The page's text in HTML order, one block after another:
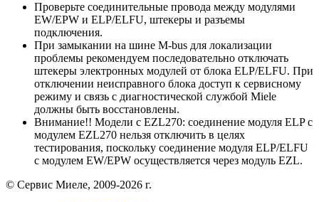
Проверьте соединительные провода между модулями
EW/EPW и ELP/ELFU, штекеры и разъемы
подключения.
При замыкании на шине M-bus для локализации
проблемы рекомендуем последовательно отключать
штекеры электронных модулей от блока ELP/ELFU. При
отключении неисправного блока доступ к сервисному
режиму и связь с диагностической службой Miele
должны быть восстановлены.
Внимание!! Модели с EZL270: соединение модуля ELP с
модулем EZL270 нельзя отключить в целях
тестирования, поскольку соединение модуля ELP/ELFU
с модулем EW/EPW осуществляется через модуль EZL.
© Сервис Миеле, 2009-2026 г.